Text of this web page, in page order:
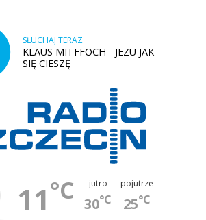
SŁUCHAJ TERAZ
KLAUS MITFFOCH - JEZU JAK
SIĘ CIESZĘ
11°C jutro
30°C
pojutrze
25°C